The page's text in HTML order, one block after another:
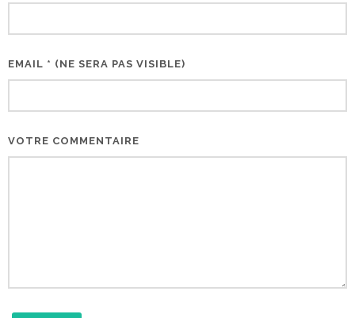
EMAIL * (NE SERA PAS VISIBLE)
VOTRE COMMENTAIRE